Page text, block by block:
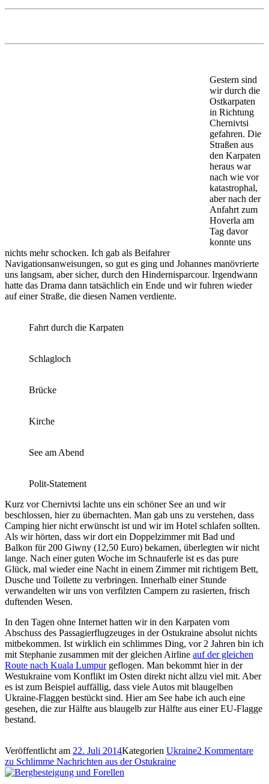
Gestern sind
wir durch die
Ostkarpaten
in Richtung
Chernivtsi
gefahren. Die
Straßen aus
den Karpaten
heraus war
nach wie vor
katastrophal,
aber nach der
Anfahrt zum
Hoverla am
Tag davor
konnte uns
nichts mehr schocken. Ich gab als Beifahrer
Navigationsanweisungen, so gut es ging und Johannes manövrierte
uns langsam, aber sicher, durch den Hindernisparcour. Irgendwann
hatte das Drama dann tatsächlich ein Ende und wir fuhren wieder
auf einer Straße, die diesen Namen verdiente.
Fahrt durch die Karpaten
Schlagloch
Brücke
Kirche
See am Abend
Polit-Statement
Kurz vor Chernivtsi lachte uns ein schöner See an und wir
beschlossen, hier zu übernachten. Man gab uns zu verstehen, dass
Camping hier nicht erwünscht ist und wir im Hotel schlafen sollten.
Als wir hörten, dass wir dort ein Doppelzimmer mit Bad und
Balkon für 200 Giwny (12,50 Euro) bekamen, überlegten wir nicht
lange. Nach einer guten Woche im Schnauferle ist es das pure
Glück, mal wieder eine Nacht in einem Zimmer mit richtigem Bett,
Dusche und Toilette zu verbringen. Innerhalb einer Stunde
verwandelten wir uns von verfilzten Campern zu rasierten, frisch
duftenden Wesen.
In den Tagen ohne Internet hatten wir in den Karpaten vom
Abschuss des Passagierflugzeuges in der Ostukraine absolut nichts
mitbekommen. Ist wirklich ein schlimmes Ding, vor 2 Jahren bin ich
mit Stephanie zusammen mit der gleichen Airline auf der gleichen
Route nach Kuala Lumpurgeflogen. Man bekommt hier in der
Westukraine vom Konflikt im Osten direkt nicht allzu viel mit. Aber
es ist zum Beispiel auffällig, dass viele Autos mit blaugelben
Ukraine-Flaggen bestückt sind. Hier am See habe ich auch eine
gesehen, die zur Hälfte aus blaugelb zur Hälfte aus einer EU-Flagge
bestand.
Veröffentlicht am 22. Juli 2014Kategorien Ukraine2 Kommentare
zu Schlimme Nachrichten aus der Ostukraine